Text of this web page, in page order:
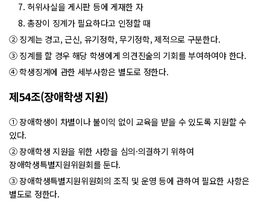
7. 허위사실을 게시판 등에 게재한 자
8. 총장이 징계가 필요하다고 인정할 때
② 징계는 경고, 근신, 유기정학, 무기정학, 제적으로 구분한다.
③ 징계를 할 경우 해당 학생에게 의견진술의 기회를 부여하여야 한다.
④ 학생징계에 관한 세부사항은 별도로 정한다.
제54조(장애학생 지원)
① 장애학생이 차별이나 불이익 없이 교육을 받을 수 있도록 지원할 수
있다.
② 장애학생 지원을 위한 사항을 심의·의결하기 위하여
장애학생특별지원위원회를 둔다.
③ 장애학생특별지원위원회의 조직 및 운영 등에 관하여 필요한 사항은
별도로 정한다.